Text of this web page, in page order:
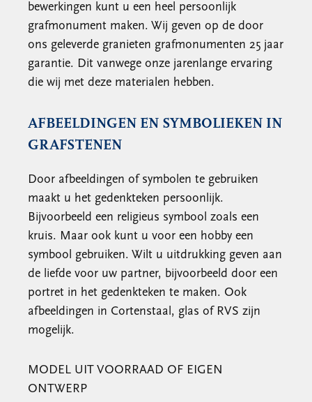
bewerkingen kunt u een heel persoonlijk
grafmonument maken. Wij geven op de door
ons geleverde granieten grafmonumenten 25 jaar
garantie. Dit vanwege onze jarenlange ervaring
die wij met deze materialen hebben.
AFBEELDINGEN EN SYMBOLIEKEN IN
GRAFSTENEN
Door afbeeldingen of symbolen te gebruiken
maakt u het gedenkteken persoonlijk.
Bijvoorbeeld een religieus symbool zoals een
kruis. Maar ook kunt u voor een hobby een
symbool gebruiken. Wilt u uitdrukking geven aan
de liefde voor uw partner, bijvoorbeeld door een
portret in het gedenkteken te maken. Ook
afbeeldingen in Cortenstaal, glas of RVS zijn
mogelijk.
MODEL UIT VOORRAAD OF EIGEN
ONTWERP